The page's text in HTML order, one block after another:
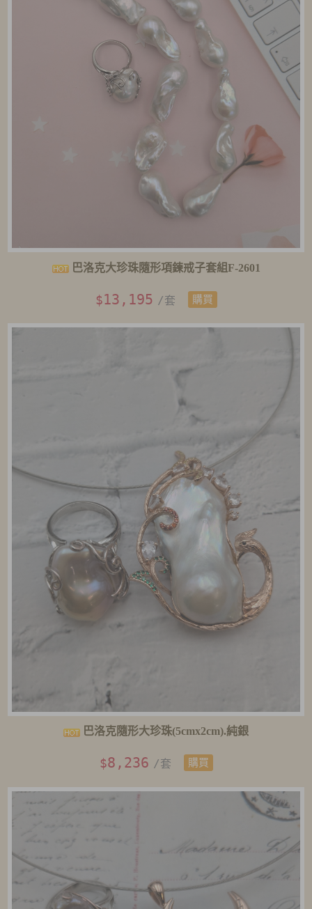
巴洛克大珍珠隨形項鍊戒子套組F-2601
$13,195 /套 購買
巴洛克隨形大珍珠(5cmx2cm).純銀
$8,236 /套 購買